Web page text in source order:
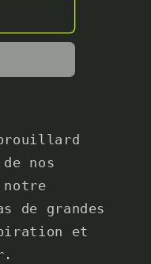
nos
de grandes
et